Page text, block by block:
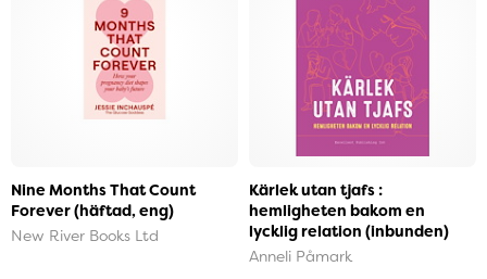
Nine Months That Count
Forever (häftad, eng)
New River Books Ltd
Kärlek utan tjafs :
hemligheten bakom en
lycklig relation (inbunden)
Anneli Påmark